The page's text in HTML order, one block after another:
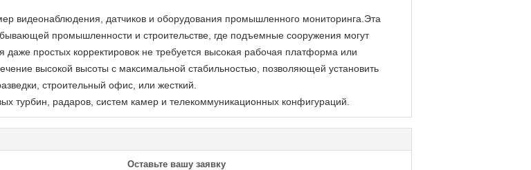
видеонаблюдения, датчиков и оборудования промышленного мониторинга.Эта
промышленности и строительстве, где подъемные сооружения могут
даже простых корректировок не требуется высокая рабочая платформа или
высокой высоты с максимальной стабильностью, позволяющей установить
строительный офис, или жесткий.
турбин, радаров, систем камер и телекоммуникационных конфигураций.
Оставьте вашу заявку